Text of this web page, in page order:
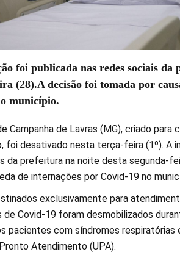
foi publicada nas redes sociais da
(28).A decisão foi tomada por
município.
Campanha de Lavras (MG), criado para
foi desativado nesta terça-feira (1º). A
da prefeitura na noite desta segunda-
de internações por Covid-19 no
exclusivamente para
de Covid-19 foram desmobilizados
pacientes com síndromes respiratórias
Atendimento (UPA).